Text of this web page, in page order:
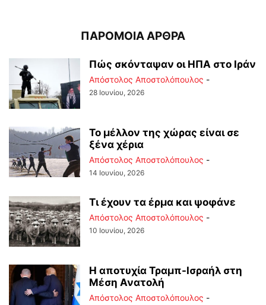
ΠΑΡΟΜΟΙΑ ΑΡΘΡΑ
Πώς σκόνταψαν οι ΗΠΑ στο Ιράν
Απόστολος Αποστολόπουλος -
28 Ιουνίου, 2026
Το μέλλον της χώρας είναι σε
ξένα χέρια
Απόστολος Αποστολόπουλος -
14 Ιουνίου, 2026
Τι έχουν τα έρμα και ψοφάνε
Απόστολος Αποστολόπουλος -
10 Ιουνίου, 2026
Η αποτυχία Τραμπ-Ισραήλ στη
Μέση Ανατολή
Απόστολος Αποστολόπουλος -